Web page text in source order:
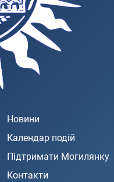
Новини
Календар подій
Підтримати Могилянку
Контакти